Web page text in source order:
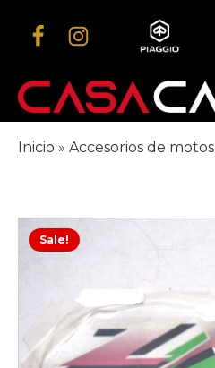
Inicio » Accesorios de motos
Sale!